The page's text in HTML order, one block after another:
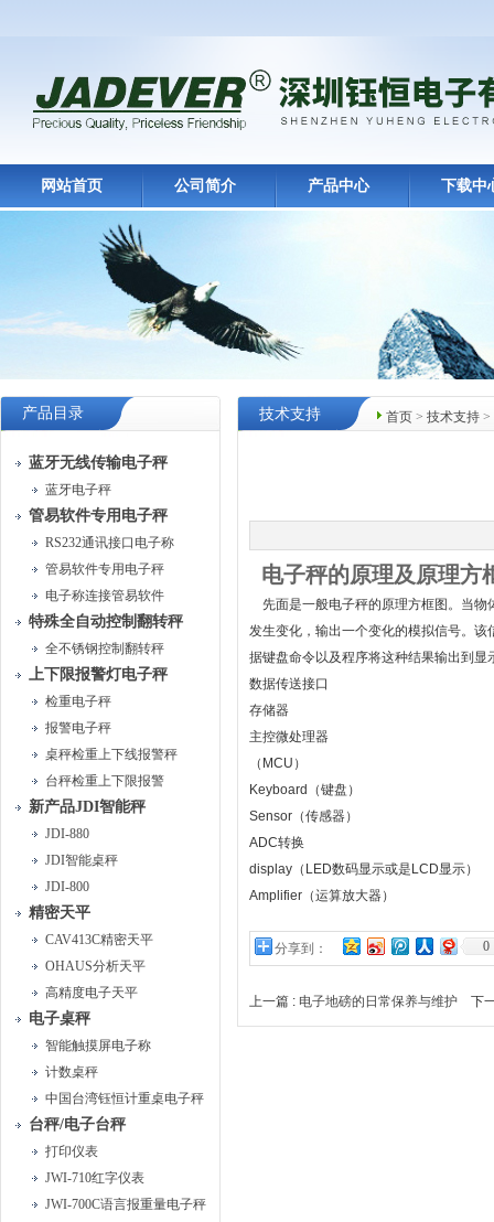
网站首页 公司简介 产品中心 下载中
产品目录
蓝牙无线传输电子秤
蓝牙电子秤
管易软件专用电子秤
RS232通讯接口电子称
管易软件专用电子秤
电子称连接管易软件
特殊全自动控制翻转秤
全不锈钢控制翻转秤
上下限报警灯电子秤
检重电子秤
报警电子秤
桌秤检重上下线报警秤
台秤检重上下限报警
新产品JDI智能秤
JDI-880
JDI智能桌秤
JDI-800
精密天平
CAV413C精密天平
OHAUS分析天平
高精度电子天平
电子桌秤
智能触摸屏电子称
计数桌秤
中国台湾钰恒计重桌电子秤
台秤/电子台秤
打印仪表
JWI-710红字仪表
JWI-700C语言报重量电子秤
首页 > 技术支持 >
技术支持
电子秤的原理及原理方
先面是一般电子秤的原理方框图。当物
发生变化，输出一个变化的模拟信号。
据键盘命令以及程序将这种结果输出到显
数据传送接口
存储器
主控微处理器
（MCU）
Keyboard（键盘）
Sensor（传感器）
ADC转换
display（LED数码显示或是LCD显示）
Amplifier（运算放大器）
分享到： 0
上一篇 : 电子地磅的日常保养与维护 下